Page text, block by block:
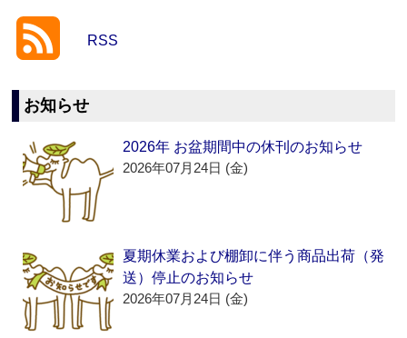
RSS
お知らせ
2026年 お盆期間中の休刊のお知らせ
2026年07月24日 (金)
夏期休業および棚卸に伴う商品出荷（発
送）停止のお知らせ
2026年07月24日 (金)